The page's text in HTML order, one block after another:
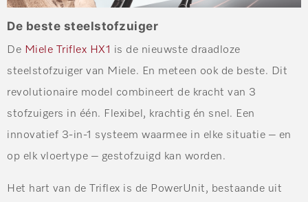
De beste steelstofzuiger
De Miele Triflex HX1 is de nieuwste draadloze
steelstofzuiger van Miele. En meteen ook de beste. Dit
revolutionaire model combineert de kracht van 3
stofzuigers in één. Flexibel, krachtig én snel. Een
innovatief 3-in-1 systeem waarmee in elke situatie – en
op elk vloertype – gestofzuigd kan worden.
Het hart van de Triflex is de PowerUnit, bestaande uit